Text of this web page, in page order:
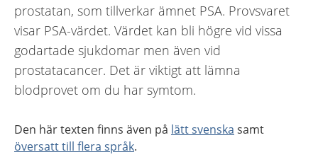
prostatan, som tillverkar ämnet PSA. Provsvaret
visar PSA-värdet. Värdet kan bli högre vid vissa
godartade sjukdomar men även vid
prostatacancer. Det är viktigt att lämna
blodprovet om du har symtom.
Den här texten finns även på lätt svenska samt
översatt till flera språk.